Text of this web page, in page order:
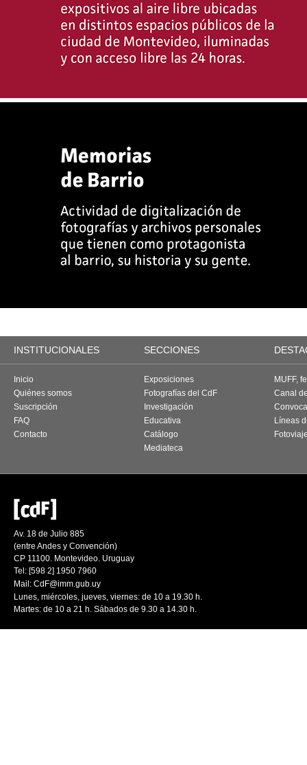
INSTITUCIONALES SECCIONES
Inicio
Quiénes somos
Suscripción
FAQ
Contacto
Exposiciones
Fotografías del CdF
Investigación
Educativa
Catálogo
Mediateca
MUFF,
Canal
Líneas
Av. 18 de Julio 885
(entre Andes y Convención)
CP 11100. Montevideo. Uruguay
Tel: [598 2] 1950 7960
Mail: CdF@imm.gub.uy
Lunes, miércoles, jueves, viernes: de 10 a 19.30 h.
Martes: de 10 a 21 h. Sábados de 9.30 a 14.30 h.